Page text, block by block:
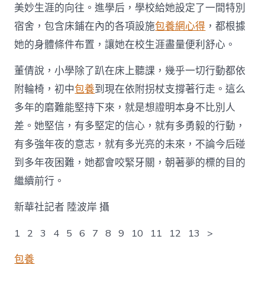
美妙生涯的向往。進學后，學校給她設定了一間特別
宿舍，包含床鋪在內的各項設施包養網心得 ，都根據
她的身體條件布置，讓她在校生涯盡量便利舒心。
董倩說，小學除了趴在床上聽課，幾乎一切行動都依
附輪椅，初中包養到現在依附拐杖支撐著行走。這么
多年的磨難能堅持下來，就是想證明本身不比別人
差。她堅信，有多堅定的信心，就有多勇毅的行動，
有多強年夜的意志，就有多光亮的未來，不論今后碰
到多年夜困難，她都會咬緊牙關，朝著夢的標的目的
繼續前行。
新華社記者 陸波岸 攝
1 2 3 4 5 6 7 8 9 10 11 12 13 >
包養